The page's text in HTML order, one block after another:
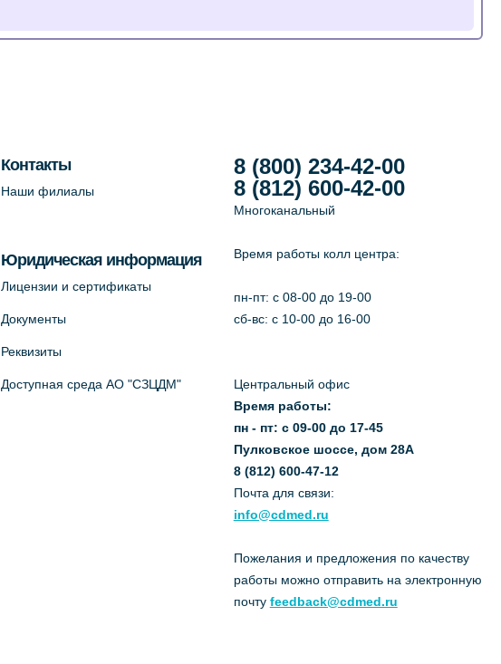
Контакты
Наши филиалы
Юридическая информация
Лицензии и сертификаты
Документы
Реквизиты
Доступная среда АО "СЗЦДМ"
8 (800) 234-42-00
8 (812) 600-42-00
Многоканальный
Время работы колл центра:
пн-пт: c 08-00 до 19-00
сб-вс: с 10-00 до 16-00
Центральный офис
Время работы:
пн - пт: с 09-00 до 17-45
Пулковское шоссе, дом 28А
8 (812) 600-47-12
Почта для связи:
info@cdmed.ru
Пожелания и предложения по качеству
работы можно отправить на электронную
почту feedback@cdmed.ru